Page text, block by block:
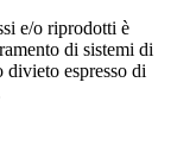
e/o riprodotti è
di sistemi di
espresso di